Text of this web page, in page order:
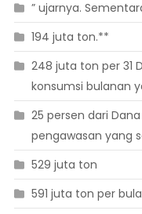
” ujarnya.
194 juta ton.**
248 juta ton per 31
konsumsi bulanan
25 persen dari
pengawasan yang
529 juta ton
591 juta ton per